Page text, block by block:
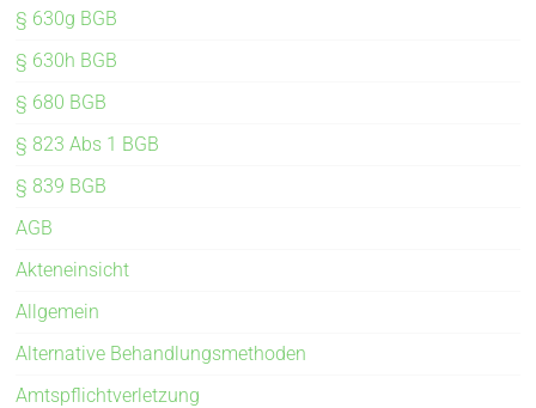
§ 630g BGB
§ 630h BGB
§ 680 BGB
§ 823 Abs 1 BGB
§ 839 BGB
AGB
Akteneinsicht
Allgemein
Alternative Behandlungsmethoden
Amtspflichtverletzung